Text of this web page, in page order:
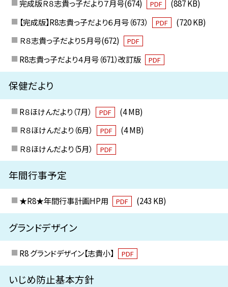
完成版Ｒ８志貴っ子だより７月号(674) PDF
(887 KB)
【完成版】R8志貴っ子だより６月号（673）
PDF
(720 KB)
Ｒ８志貴っ子だより５月号(672)
PDF
R8志貴っ子だより４月号（671）改訂版 PDF
保健だより
R８ほけんだより（7月） PDF
(4 MB)
Ｒ８ほけんだより（6月）
PDF
(4 MB)
Ｒ８ほけんだより（5月）
PDF
年間行事予定
★R8★年間行事計画HP用 PDF (243 KB)
グランドデザイン
R8 グランドデザイン【志貴小】 PDF
いじめ防止基本方針